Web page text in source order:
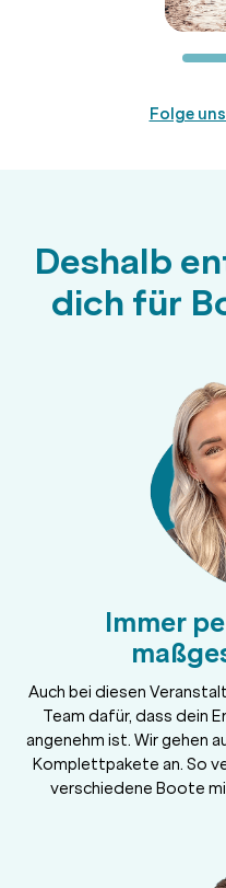
Folge
Deshalb
dich für
Immer
Auch bei diesen
Team dafür, dass dein
angenehm ist. Wir gehen
Komplettpakete an. So
verschiedene Boote